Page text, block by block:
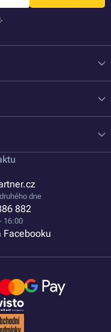
.
dne
882
16:00
Facebooku